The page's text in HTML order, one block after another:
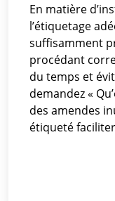
En matière
l’étiquetage
suffisamment
procédant
du temps et
demandez «
des amendes
étiqueté